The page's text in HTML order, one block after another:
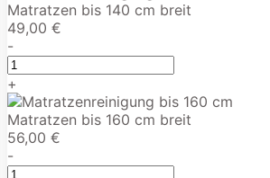
Matratzen bis 140 cm breit
49,00 €
-
+
Matratzen bis 160 cm breit
56,00 €
-